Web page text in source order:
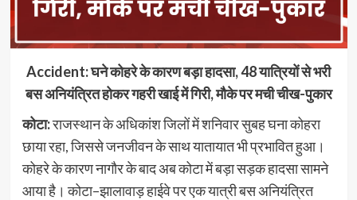
Accident: घने कोहरे के कारण बड़ा हादसा, 48 यात्रियों से भरी
बस अनियंत्रित होकर गहरी खाई में गिरी, मौके पर मची चीख-पुकार
कोटा:राजस्थान के अधिकांश जिलों में शनिवार सुबह घना कोहरा
छाया रहा, जिससे जनजीवन के साथ यातायात भी प्रभावित हुआ।
कोहरे के कारण नागौर के बाद अब कोटा में बड़ा सड़क हादसा सामने
आया है। कोटा–झालावाड़ हाईवे पर एक यात्री बस अनियंत्रित